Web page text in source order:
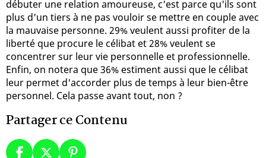
débuter une relation amoureuse, c'est parce qu'ils sont
plus d'un tiers à ne pas vouloir se mettre en couple avec
la mauvaise personne. 29% veulent aussi profiter de la
liberté que procure le célibat et 28% veulent se
concentrer sur leur vie personnelle et professionnelle.
Enfin, on notera que 36% estiment aussi que le célibat
leur permet d'accorder plus de temps à leur bien-être
personnel. Cela passe avant tout, non ?
Partager ce Contenu